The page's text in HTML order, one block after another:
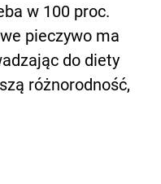
w 100 proc.
pieczywo ma
do diety
różnorodność,